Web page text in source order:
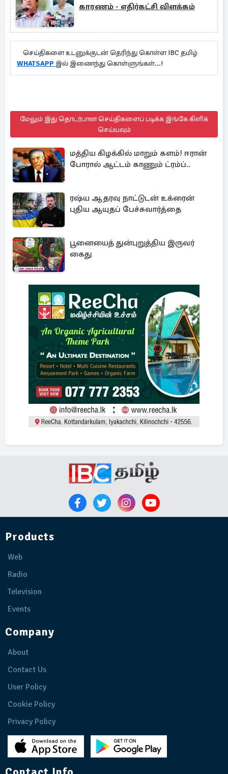
காரணம் - எதிர்கட்சி விளக்கம்
செய்திகளை உடனுக்குடன் தெரிந்து கொள்ள IBC தமிழ்
WHATSAPP இல் இணைந்து கொள்ளுங்கள்...!
மேலும் இது தொடர்பான செய்திகளைப் படிக்க இங்கே கிளிக்
செய்யவும்
மத்திய கிழக்கில் மாறும் களம்! ஈரான்
போரால் ஆட்டம் காணும் ட்ரம்ப்..
ரஷ்ய ஆதரவு நாட்டுடன் உக்ரைன்
புதிய ஆயுதப் பேச்சுவார்த்தை
பூனையைத் துன்புறுத்திய இருவர்
கைது
Products
Web
Radio
Television
Events
Company
About
Contact Us
User Policy
Cookie Policy
Privacy Policy